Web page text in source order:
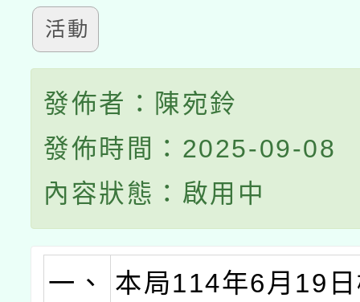
活動
發佈者：陳宛鈴
發佈時間：2025-09-08
內容狀態：啟用中
一、
本局114年6月19